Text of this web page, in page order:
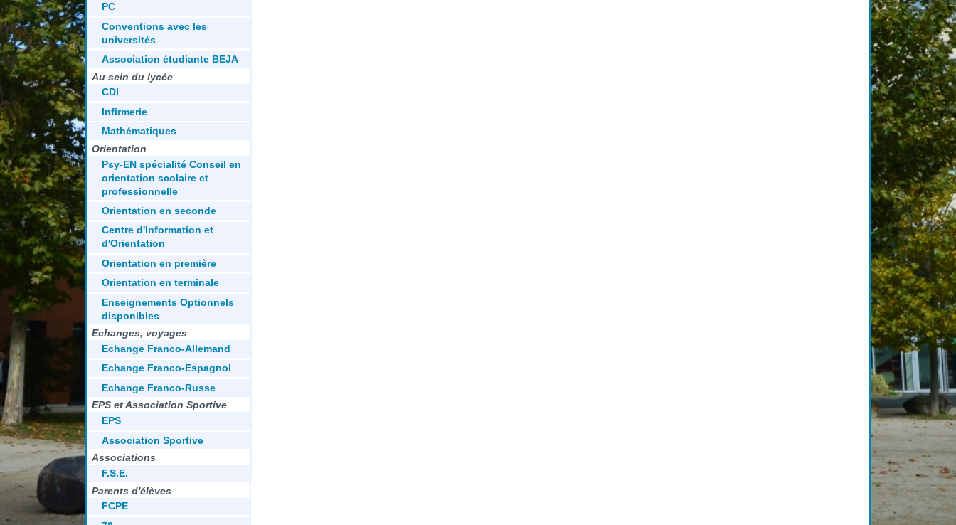
PC
Conventions avec les
universités
Association étudiante BEJA
Au sein du lycée
CDI
Infirmerie
Mathématiques
Orientation
Psy-EN spécialité Conseil en
orientation scolaire et
professionnelle
Orientation en seconde
Centre d'Information et
d'Orientation
Orientation en première
Orientation en terminale
Enseignements Optionnels
disponibles
Echanges, voyages
Echange Franco-Allemand
Echange Franco-Espagnol
Echange Franco-Russe
EPS et Association Sportive
EPS
Association Sportive
Associations
F.S.E.
Parents d'élèves
FCPE